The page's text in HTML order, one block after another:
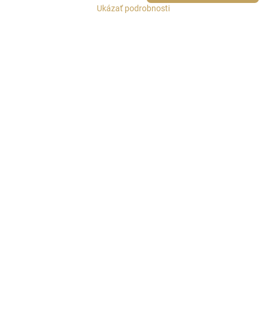
Ukázať podrobnosti